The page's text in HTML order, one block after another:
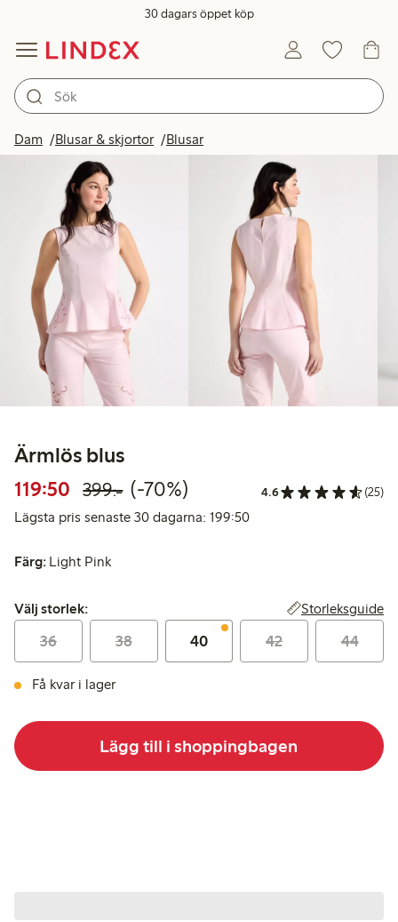
30 dagars öppet köp
Dam Blusar & skjortor Blusar
Ärmlös blus
119:50 Rabatterat pris: 119,50 kr
399:-Ordinarie pris: 399,00 kr
70% rabatt
(-70%) 4.6 (25)
Lägsta pris senaste 30 dagarna: 199:50Lägsta pris senaste 30
Färg: Light Pink
Välj storlek:
Välj storlek: Storleksguide
36 38 40 42 44
Få kvar i lager
Lägg till i shoppingbagen